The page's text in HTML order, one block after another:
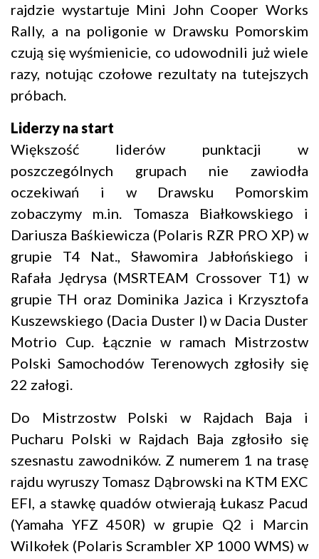
rajdzie wystartuje Mini John Cooper Works
Rally, a na poligonie w Drawsku Pomorskim
czują się wyśmienicie, co udowodnili już wiele
razy, notując czołowe rezultaty na tutejszych
próbach.
Liderzy na start
Większość liderów punktacji w
poszczególnych grupach nie zawiodła
oczekiwań i w Drawsku Pomorskim
zobaczymy m.in. Tomasza Białkowskiego i
Dariusza Baśkiewicza (Polaris RZR PRO XP) w
grupie T4 Nat., Sławomira Jabłońskiego i
Rafała Jędrysa (MSRTEAM Crossover T1) w
grupie TH oraz Dominika Jazica i Krzysztofa
Kuszewskiego (Dacia Duster I) w Dacia Duster
Motrio Cup. Łącznie w ramach Mistrzostw
Polski Samochodów Terenowych zgłosiły się
22 załogi.
Do Mistrzostw Polski w Rajdach Baja i
Pucharu Polski w Rajdach Baja zgłosiło się
szesnastu zawodników. Z numerem 1 na trasę
rajdu wyruszy Tomasz Dąbrowski na KTM EXC
EFI, a stawkę quadów otwierają Łukasz Pacud
(Yamaha YFZ 450R) w grupie Q2 i Marcin
Wilkołek (Polaris Scrambler XP 1000 WMS) w